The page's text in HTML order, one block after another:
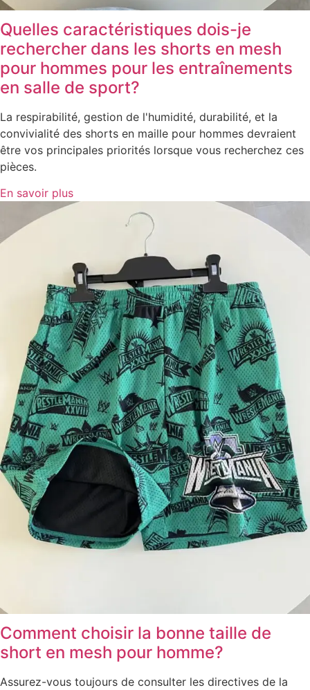
Quelles caractéristiques dois-je
rechercher dans les shorts en mesh
pour hommes pour les entraînements
en salle de sport?
La respirabilité, gestion de l'humidité, durabilité, et la
convivialité des shorts en maille pour hommes devraient
être vos principales priorités lorsque vous recherchez ces
pièces.
En savoir plus
Comment choisir la bonne taille de
short en mesh pour homme?
Assurez-vous toujours de consulter les directives de la